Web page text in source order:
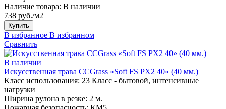
Наличие товара: В наличии
738 руб./м2
Купить
В избранное В избранном
Сравнить
В наличии
Искусственная трава CCGrass «Soft FS PX2 40» (40 мм.)
Класс использования: 23 Класс - бытовой, интенсивные
нагрузки
Ширина рулона в резке: 2 м.